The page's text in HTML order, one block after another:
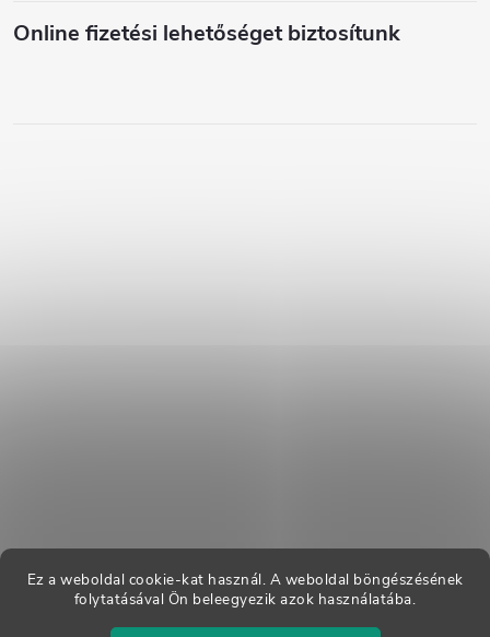
Ez a weboldal cookie-kat használ. A weboldal böngészésének
folytatásával Ön beleegyezik azok használatába.
Online fizetési lehetőséget biztosítunk